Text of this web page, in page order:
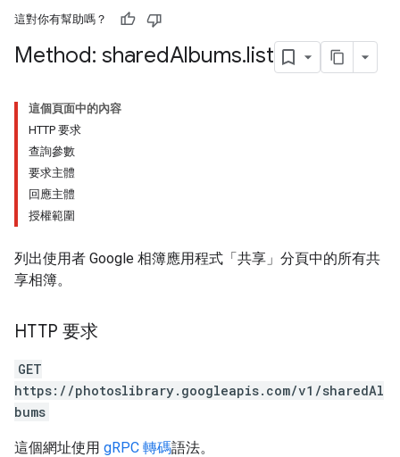
這對你有幫助嗎？
Method: sharedAlbums.list
這個頁面中的內容
HTTP 要求
查詢參數
要求主體
回應主體
授權範圍
列出使用者 Google 相簿應用程式「共享」分頁中的所有共
享相簿。
HTTP 要求
GET
https://photoslibrary.googleapis.com/v1/sharedAl
bums
這個網址使用 gRPC 轉碼語法。